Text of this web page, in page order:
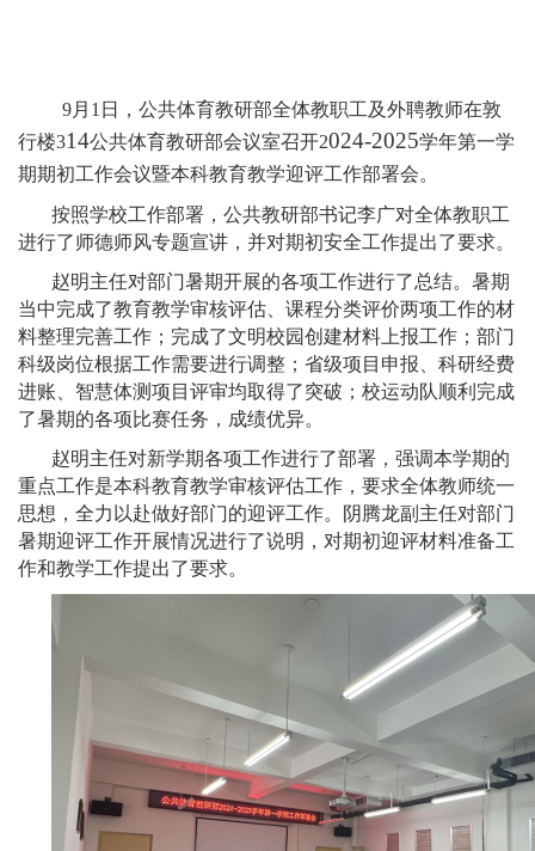
9月1日，公共体育教研部全体教职工及外聘教师在敦
行楼314公共体育教研部会议室召开2024-2025学年第一学
期期初工作会议暨本科教育教学迎评工作部署会。
按照学校工作部署，公共教研部书记李广对全体教职工
进行了师德师风专题宣讲，并对期初安全工作提出了要求。
赵明主任对部门暑期开展的各项工作进行了总结。暑期
当中完成了教育教学审核评估、课程分类评价两项工作的材
料整理完善工作；完成了文明校园创建材料上报工作；部门
科级岗位根据工作需要进行调整；省级项目申报、科研经费
进账、智慧体测项目评审均取得了突破；校运动队顺利完成
了暑期的各项比赛任务，成绩优异。
赵明主任对新学期各项工作进行了部署，强调本学期的
重点工作是本科教育教学审核评估工作，要求全体教师统一
思想，全力以赴做好部门的迎评工作。阴腾龙副主任对部门
暑期迎评工作开展情况进行了说明，对期初迎评材料准备工
作和教学工作提出了要求。